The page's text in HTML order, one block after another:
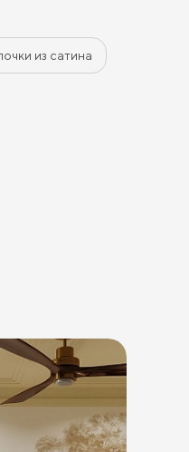
из сатина